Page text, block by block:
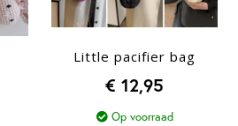
Little pacifier bag
€ 12,95
Op voorraad